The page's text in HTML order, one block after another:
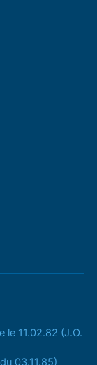
le 11.02.82 (J.O.
03.11.85)